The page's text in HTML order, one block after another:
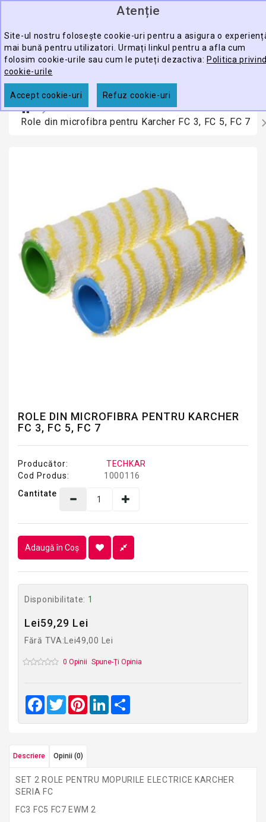
Atenție
Site-ul nostru folosește cookie-uri pentru a asigura o
mai bună pentru utilizatori. Urmați linkul pentru a afla cum
folosim cookie-urile sau cum le puteți dezactiva: Politica
cookie-urile
Accept cookie-uri Refuz cookie-uri
CĂUTARE
ECHIPAMENTE
PROFESIONALE
ACCESORII
PROMOTII
Role din microfibra pentru Karcher FC 3, FC 5, FC 7
ROLE DIN MICROFIBRA PENTRU KARCHER
FC 3, FC 5, FC 7
Producător:
TECHKAR
Cod Produs:
1000116
Cantitate
Adaugă în Coş
Disponibilitate: 1
Lei59,29 Lei
Fără TVA:Lei49,00 Lei
0 Opinii Spune-Ţi Opinia
Facebook
TwitterPinterestLinkedIn
Descriere Opinii (0)
SET 2 ROLE PENTRU MOPURILE ELECTRICE KARCHER
SERIA FC
FC3 FC5 FC7 EWM 2